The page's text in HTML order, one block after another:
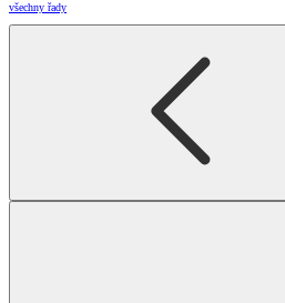
všechny řady